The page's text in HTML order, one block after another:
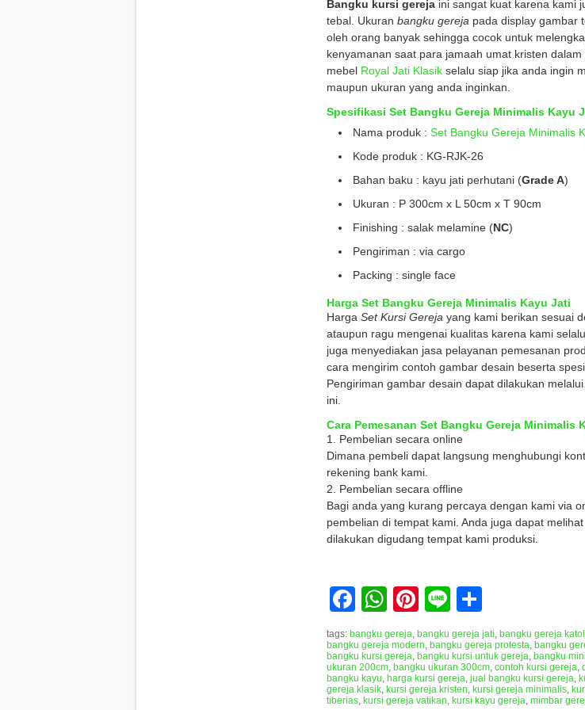
Bangku kursi gereja ini sangat kuat karena kami
tebal. Ukuran bangku gereja pada display gambar
oleh orang banyak sehingga cocok untuk
kenyamanan saat para jamaah umat kristen
mebel Royal Jati Klasik selalu siap jika anda ingin
maupun ukuran yang anda inginkan.
Spesifikasi Set Bangku Gereja Minimalis Kayu
Nama produk : Set Bangku Gereja Minimalis
Kode produk : KG-RJK-26
Bahan baku : kayu jati perhutani (Grade A)
Ukuran : P 300cm x L 50cm x T 90cm
Finishing : salak melamine (NC)
Pengiriman : via cargo
Packing : single face
Harga Set Bangku Gereja Minimalis Kayu Jati
Harga Set Kursi Gereja yang kami berikan sesuai
ataupun ragu mengenai kualitas karena kami
juga menyediakan jasa pelayanan pemesanan
cara mengirim contoh gambar desain beserta
Pengiriman gambar desain dapat dilakukan
ini.
Cara Pemesanan Set Bangku Gereja Minimalis
1. Pembelian secara online
Dimana pembeli dapat langsung menghubungi
rekening bank kami.
2. Pembelian secara offline
Bagi anda yang kurang percaya dengan kami via
pembelian di tempat kami. Anda juga dapat
dilakukan digudang tempat kami produksi.
Facebook
WhatsApp
Pinterest
Line
tags: bangku gereja, bangku gereja jati, bangku gereja
bangku gereja modern, bangku gereja protesta, bangku
bangku kursi gereja, bangku kursi untuk gereja, bangku
ukuran 200cm, bangku ukuran 300cm, contoh kursi gereja,
bangku kayu, harga kursi gereja, jual bangku kursi gereja,
gereja klasik, kursi gereja kristen, kursi gereja minimalis,
tiberias, kursi gereja vatikan, kursi kayu gereja, mimbar